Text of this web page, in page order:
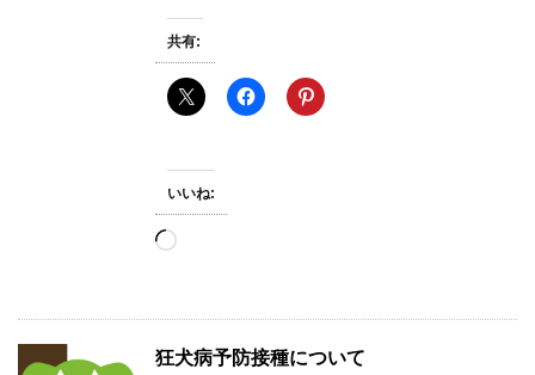
共有:
いいね:
読
み
狂犬病予防接種について